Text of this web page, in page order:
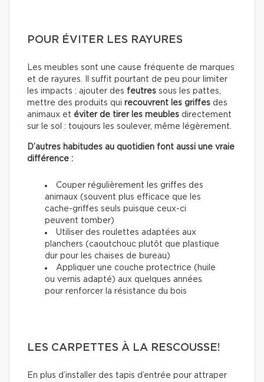
POUR ÉVITER LES RAYURES
Les meubles sont une cause fréquente de marques
et de rayures. Il suffit pourtant de peu pour limiter
les impacts : ajouter des feutres sous les pattes,
mettre des produits qui recouvrent les griffes des
animaux et éviter de tirer les meubles directement
sur le sol : toujours les soulever, même légèrement.
D’autres habitudes au quotidien font aussi une vraie
différence :
Couper régulièrement les griffes des
animaux (souvent plus efficace que les
cache-griffes seuls puisque ceux-ci
peuvent tomber)
Utiliser des roulettes adaptées aux
planchers (caoutchouc plutôt que plastique
dur pour les chaises de bureau)
Appliquer une couche protectrice (huile
ou vernis adapté) aux quelques années
pour renforcer la résistance du bois
LES CARPETTES À LA RESCOUSSE!
En plus d’installer des tapis d’entrée pour attraper